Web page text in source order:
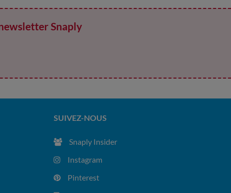
Snaply
SUIVEZ-NOUS
Snaply Insider
Instagram
Pinterest